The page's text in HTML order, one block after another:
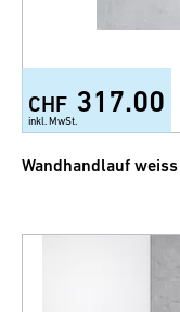
CHF 317.00
inkl. MwSt.
Wandhandlauf weiss